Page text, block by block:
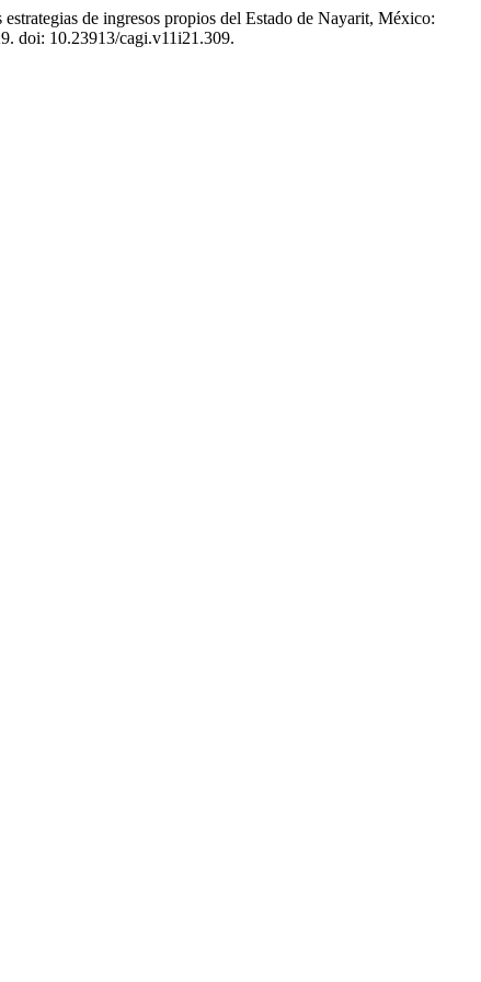
de ingresos propios del Estado de Nayarit, México:
doi: 10.23913/cagi.v11i21.309.